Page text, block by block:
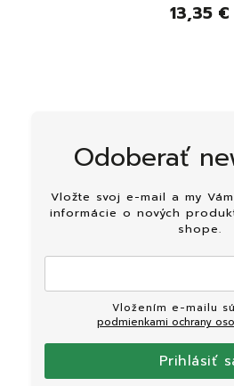
13,35 €
Odoberať
Vložte svoj e-mail a my
informácie o nových
shope.
podmienkami ochrany
Prihlásiť